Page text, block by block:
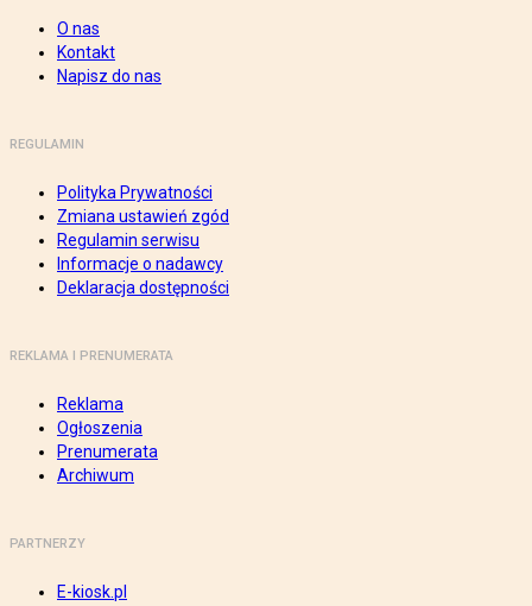
O nas
Kontakt
Napisz do nas
REGULAMIN
Polityka Prywatności
Zmiana ustawień zgód
Regulamin serwisu
Informacje o nadawcy
Deklaracja dostępności
REKLAMA I PRENUMERATA
Reklama
Ogłoszenia
Prenumerata
Archiwum
PARTNERZY
E-kiosk.pl